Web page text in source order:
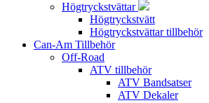
Högtryckstvättar
Högtryckstvätt
Högtryckstvättar tillbehör
Can-Am Tillbehör
Off-Road
ATV tillbehör
ATV Bandsatser
ATV Dekaler